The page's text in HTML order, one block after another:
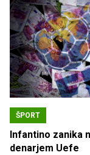
ŠPORT
Infantino zanika
denarjem Uefe